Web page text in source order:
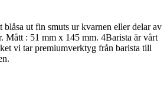
ut fin smuts ur kvarnen eller delar av
Mått : 51 mm x 145 mm. 4Barista är vårt
vi tar premiumverktyg från barista till